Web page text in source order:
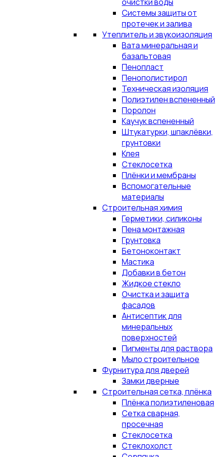
Системы защиты от
протечек и залива
Утеплитель и звукоизоляция
Вата минеральная и
базальтовая
Пенопласт
Пенополистирол
Техническая изоляция
Полиэтилен вспененный
Поролон
Каучук вспененный
Штукатурки, шпаклёвки,
грунтовки
Клея
Стеклосетка
Плёнки и мембраны
Вспомогательные
материалы
Строительная химия
Герметики, силиконы
Пена монтажная
Грунтовка
Бетоноконтакт
Мастика
Добавки в бетон
Жидкое стекло
Очистка и защита
фасадов
Антисептик для
минеральных
поверхностей
Пигменты для раствора
Мыло строительное
Фурнитура для дверей
Замки дверные
Строительная сетка, плёнка
Плёнка полиэтиленовая
Сетка сварная,
просечная
Стеклосетка
Стеклохолст